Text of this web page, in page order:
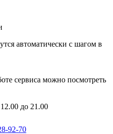
автоматически с шагом в
сервиса можно посмотреть
до 21.00
92-70